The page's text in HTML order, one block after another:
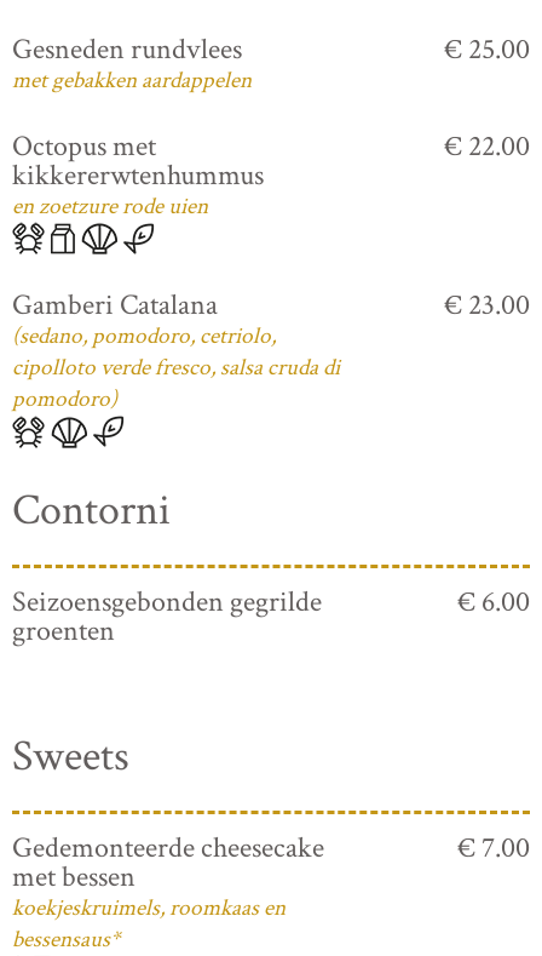
Gesneden rundvlees
met gebakken aardappelen
€ 25.00
Octopus met
kikkererwtenhummus
en zoetzure rode uien
€ 22.00
Gamberi Catalana
(sedano, pomodoro, cetriolo,
cipolloto verde fresco, salsa cruda di
pomodoro)
€ 23.00
Contorni
Seizoensgebonden gegrilde
groenten
€ 6.00
Sweets
Gedemonteerde cheesecake
met bessen
koekjeskruimels, roomkaas en
bessensaus*
€ 7.00